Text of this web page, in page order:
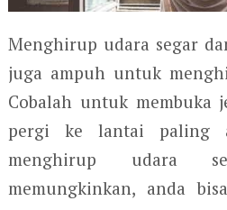
Menghirup udara segar
juga ampuh untuk
Cobalah untuk membuka
pergi ke lantai paling
menghirup udara
memungkinkan, anda